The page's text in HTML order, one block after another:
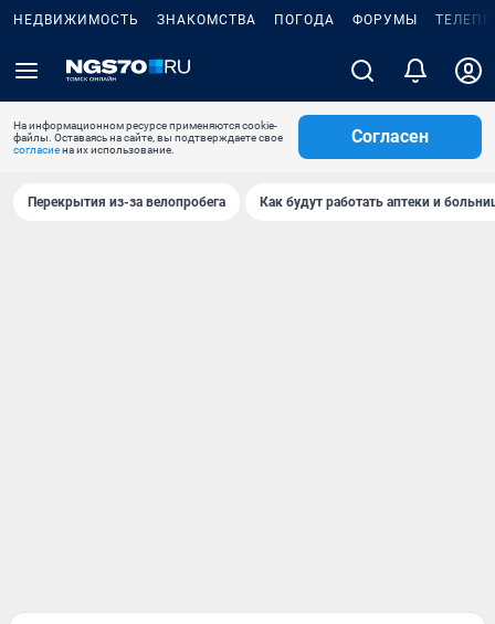
НЕДВИЖИМОСТЬ ЗНАКОМСТВА ПОГОДА ФОРУМЫ
На информационном ресурсе применяются cookie-
файлы. Оставаясь на сайте, вы подтверждаете свое
согласиена их использование.
Согласен
Перекрытия из-за велопробега Как будут работать аптеки и